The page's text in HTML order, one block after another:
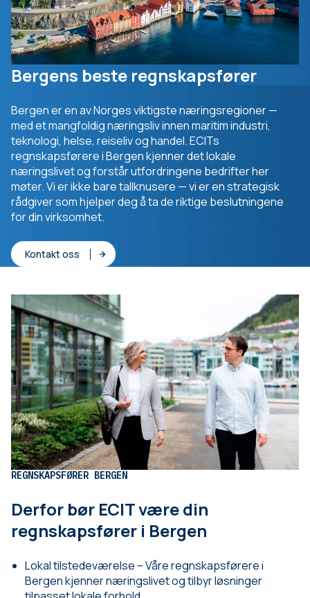
Bergens beste regnskapsfører
Bergen er en av Norges viktigste næringsregioner —
med et mangfoldig næringsliv innen maritim industri,
teknologi, helse, reiseliv og handel. ECITs
regnskapsførere i Bergen kjenner det lokale
næringslivet og forstår utfordringene bedrifter her
møter. Vi er ikke bare tallknusere — vi er en strategisk
rådgiver som hjelper deg å ta de riktige beslutningene
for din virksomhet.
Kontakt oss
REGNSKAPSFØRER BERGEN
Derfor bør ECIT være din
regnskapsfører i Bergen
Lokal tilstedeværelse – Våre regnskapsførere i
Bergen kjenner næringslivet og tilbyr løsninger